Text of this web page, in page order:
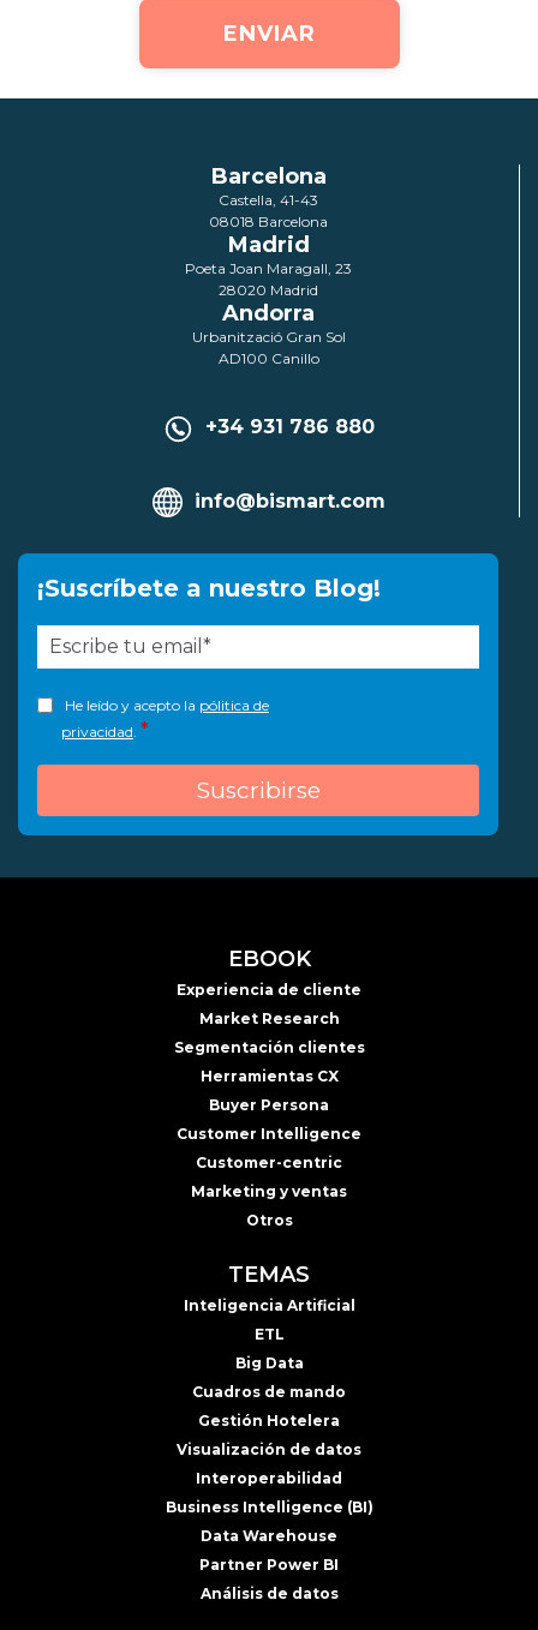
Barcelona
Castella, 41-43
08018 Barcelona
Madrid
Poeta Joan Maragall, 23
28020 Madrid
Andorra
Urbanització Gran Sol
AD100 Canillo
+34 931 786 880
info@bismart.com
¡Suscríbete a nuestro Blog!
He leído y acepto la pólitica de
privacidad *
EBOOK
Experiencia de cliente
Market Research
Segmentación clientes
Herramientas CX
Buyer Persona
Customer Intelligence
Customer-centric
Marketing y ventas
Otros
TEMAS
Inteligencia Artificial
ETL
Big Data
Cuadros de mando
Gestión Hotelera
Visualización de datos
Interoperabilidad
Business Intelligence (BI)
Data Warehouse
Partner Power BI
Análisis de datos